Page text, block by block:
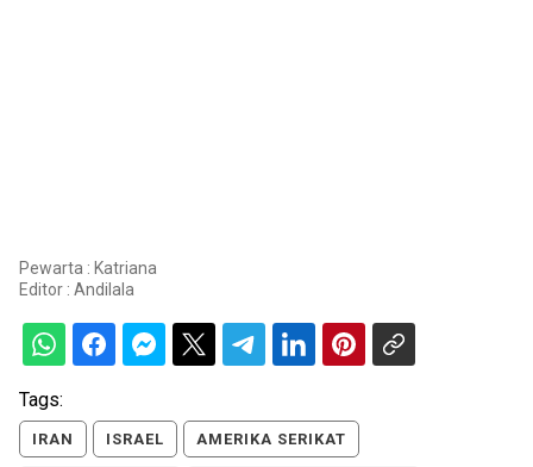
Pewarta : Katriana
Editor : Andilala
Tags:
IRAN ISRAEL AMERIKA SERIKAT